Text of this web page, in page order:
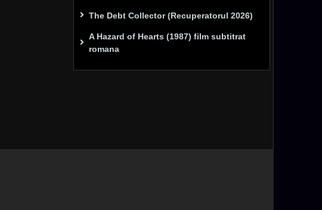
The Debt Collector (Recuperatorul 2026)
A Hazard of Hearts (1987) film subtitrat
romana